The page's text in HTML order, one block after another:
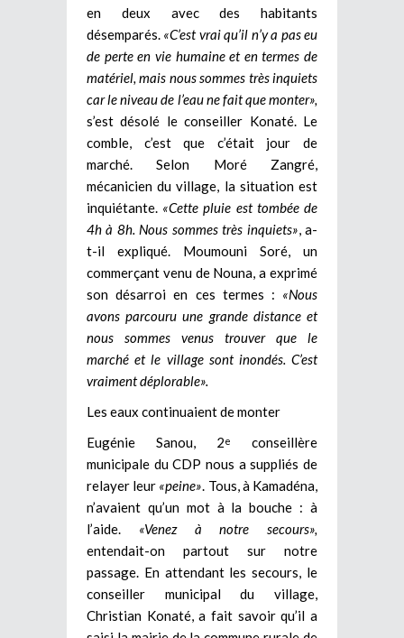
en deux avec des habitants
désemparés. «C’est vrai qu’il n’y a pas eu
de perte en vie humaine et en termes de
matériel, mais nous sommes très inquiets
car le niveau de l’eau ne fait que monter»,
s’est désolé le conseiller Konaté. Le
comble, c’est que c’était jour de
marché. Selon Moré Zangré,
mécanicien du village, la situation est
inquiétante. «Cette pluie est tombée de
4h à 8h. Nous sommes très inquiets» , a-
t-il expliqué. Moumouni Soré, un
commerçant venu de Nouna, a exprimé
son désarroi en ces termes : «Nous
avons parcouru une grande distance et
nous sommes venus trouver que le
marché et le village sont inondés. C’est
vraiment déplorable».
Les eaux continuaient de monter
Eugénie Sanou, 2e
conseillère
municipale du CDP nous a suppliés de
relayer leur «peine» . Tous, à Kamadéna,
n’avaient qu’un mot à la bouche : à
l’aide. «Venez à notre secours»,
entendait-on partout sur notre
passage. En attendant les secours, le
conseiller municipal du village,
Christian Konaté, a fait savoir qu’il a